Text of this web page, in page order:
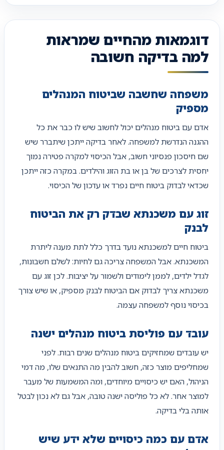
דוגמאות מהחיים שמראות
למה בדיקה חשובה
משפחה שחשבה שביטוח המנהלים
מספיק
אדם עם ביטוח מנהלים יכול לחשוב שיש לו כבר את כל
ההגנה הנדרשת למשפחה. לאחר בדיקה ייתכן שיתברר שיש
שם חיסכון פנסיוני חשוב, אבל הכיסוי למקרה פטירה נמוך
יחסית לצרכים של בן או בת הזוג והילדים. במקרה כזה ייתכן
שכדאי לבדוק ביטוח חיים נפרד או עדכון של הכיסוי.
זוג עם משכנתא שבדק רק את הביטוח
לבנק
ביטוח חיים למשכנתא נועד בדרך כלל לתת מענה ליתרת
המשכנתא. אבל המשפחה צריכה גם לחיות: לשלם חשבונות,
לגדל ילדים, לממן לימודים ולשמור על יציבות. לכן זוג עם
משכנתא צריך לבדוק אם הביטוח לבנק מספיק, או שיש צורך
בכיסוי נוסף למשפחה עצמה.
עובד עם פוליסת ביטוח מנהלים ישנה
יש עובדים שמחזיקים ביטוח מנהלים שנים רבות. לפני
שמחליפים מוצר כזה, חשוב להבין מה התנאים שלו, מה דמי
הניהול, האם יש כיסויים מיוחדים, ומה המשמעות של מעבר
למוצר אחר. לא כל פוליסה ישנה טובה, אבל גם לא נכון לבטל
אותה בלי בדיקה.
אדם עם כמה כיסויים שלא ידע שיש